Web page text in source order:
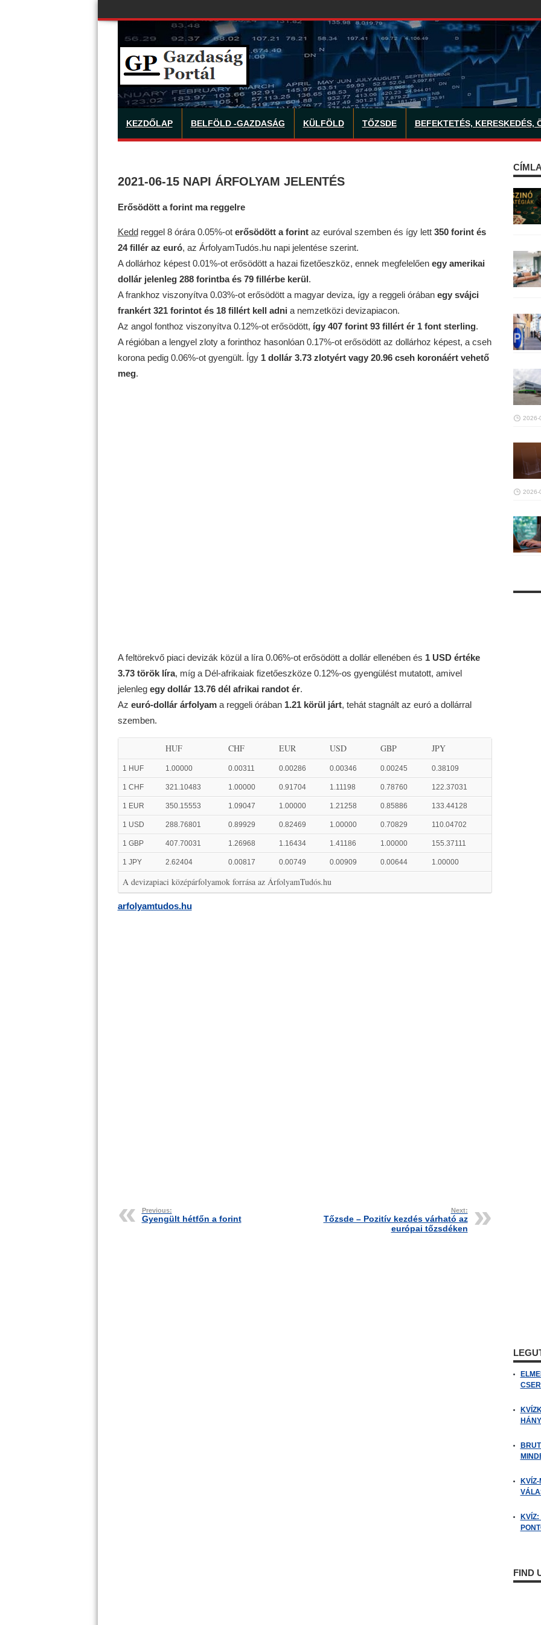
KEZDŐLAP BELFÖLD -GAZDASÁG KÜLFÖLD TŐZSDE BEFEKTETÉS, KERESKEDÉS,
2021-06-15 NAPI ÁRFOLYAM JELENTÉS
Erősödött a forint ma reggelre
Keddreggel 8 órára 0.05%-ot erősödött a forintaz euróval szemben és így lett 350 forint és
24 fillér az euró, az ÁrfolyamTudós.hu napi jelentése szerint.
A dollárhoz képest 0.01%-ot erősödött a hazai fizetőeszköz, ennek megfelelően egy amerikai
dollár jelenleg 288 forintba és 79 fillérbe kerül.
A frankhoz viszonyítva 0.03%-ot erősödött a magyar deviza, így a reggeli órában egy svájci
frankért 321 forintot és 18 fillért kell adni a nemzetközi devizapiacon.
Az angol fonthoz viszonyítva 0.12%-ot erősödött, így 407 forint 93 fillért ér 1 font sterling.
A régióban a lengyel zloty a forinthoz hasonlóan 0.17%-ot erősödött az dollárhoz képest, a cseh
korona pedig 0.06%-ot gyengült. Így 1 dollár 3.73 zlotyért vagy 20.96 cseh koronáért vehető
meg.
A feltörekvő piaci devizák közül a líra 0.06%-ot erősödött a dollár ellenében és 1 USD értéke
3.73 török líra, míg a Dél-afrikaiak fizetőeszköze 0.12%-os gyengülést mutatott, amivel
jelenleg egy dollár 13.76 dél afrikai randot ér.
Az euró-dollár árfolyama reggeli órában 1.21 körül járt, tehát stagnált az euró a dollárral
szemben.
HUF CHF EUR USD GBP JPY
1 HUF 1.00000 0.00311 0.00286 0.00346 0.00245 0.38109
1 CHF 321.10483 1.00000 0.91704 1.11198 0.78760 122.37031
1 EUR 350.15553 1.09047 1.00000 1.21258 0.85886 133.44128
1 USD 288.76801 0.89929 0.82469 1.00000 0.70829 110.04702
1 GBP 407.70031 1.26968 1.16434 1.41186 1.00000 155.37111
1 JPY 2.62404 0.00817 0.00749 0.00909 0.00644 1.00000
A devizapiaci középárfolyamok forrása az ÁrfolyamTudós.hu
arfolyamtudos.hu
Previous:
Gyengült hétfőn a forint
Next:
Tőzsde – Pozitív kezdés várható az
európai tőzsdéken
2026-
2026-
FIND